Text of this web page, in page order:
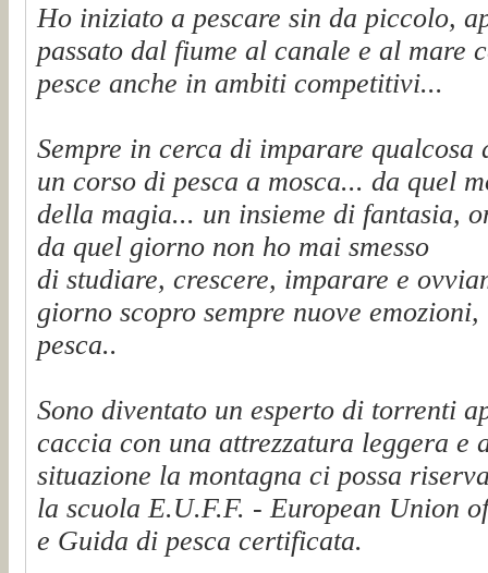
Ho iniziato a pescare sin da piccolo,
passato dal fiume al canale e al mare
pesce anche in ambiti competitivi...
Sempre in cerca di imparare
un corso di pesca a mosca... da quel
della magia... un insieme di fantasia,
da quel giorno non ho mai smesso
di studiare, crescere, imparare e
giorno scopro sempre nuove
pesca..
Sono diventato un esperto di torrenti
caccia con una attrezzatura leggera e
situazione la montagna ci possa
la scuola E.U.F.F. - European Union
e Guida di pesca certificata.